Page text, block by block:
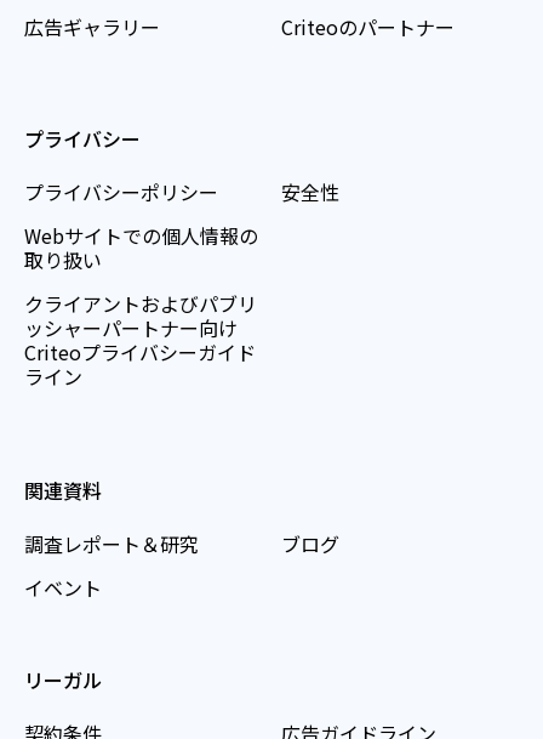
広告ギャラリー
Criteoのパートナー
プライバシー
プライバシーポリシー
Webサイトでの個人情報の
取り扱い
クライアントおよびパブリ
ッシャーパートナー向け
Criteoプライバシーガイド
ライン
安全性
関連資料
調査レポート＆研究
イベント
ブログ
リーガル
契約条件
広告ガイドライン